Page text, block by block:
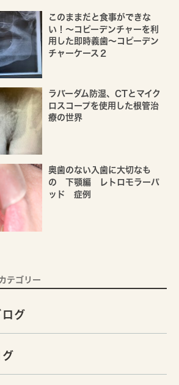
このままだと食事ができな
い！～コピーデンチャーを利
用した即時義歯～コピーデン
チャーケース２
ラバーダム防湿、CTとマイク
ロスコープを使用した根管治
療の世界
奥歯のない入歯に大切なも
の 下顎編 レトロモラーパ
ッド 症例
テゴリー
グ